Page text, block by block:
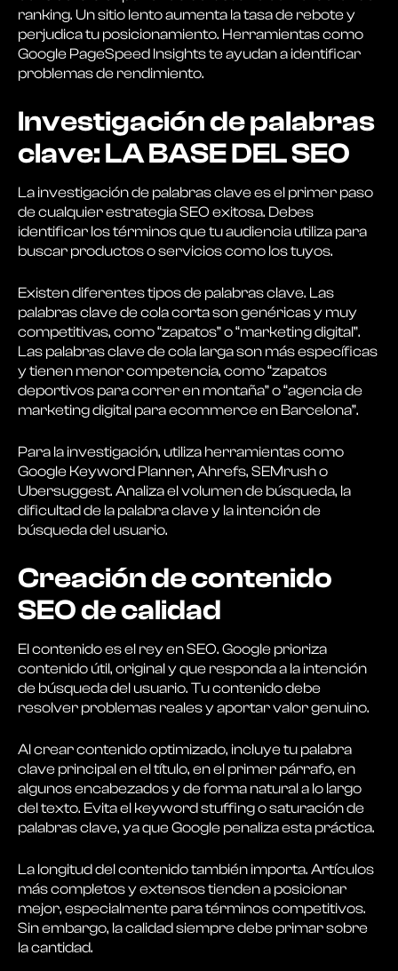
ranking. Un sitio lento aumenta la tasa de rebote y
perjudica tu posicionamiento. Herramientas como
Google PageSpeed Insights te ayudan a identificar
problemas de rendimiento.
Investigación de palabras
clave: LA BASE DEL SEO
La investigación de palabras clave es el primer paso
de cualquier estrategia SEO exitosa. Debes
identificar los términos que tu audiencia utiliza para
buscar productos o servicios como los tuyos.
Existen diferentes tipos de palabras clave. Las
palabras clave de cola corta son genéricas y muy
competitivas, como “zapatos” o “marketing digital”.
Las palabras clave de cola larga son más específicas
y tienen menor competencia, como “zapatos
deportivos para correr en montaña” o “agencia de
marketing digital para ecommerce en Barcelona”.
Para la investigación, utiliza herramientas como
Google Keyword Planner, Ahrefs, SEMrush o
Ubersuggest. Analiza el volumen de búsqueda, la
dificultad de la palabra clave y la intención de
búsqueda del usuario.
Creación de contenido
SEO de calidad
El contenido es el rey en SEO. Google prioriza
contenido útil, original y que responda a la intención
de búsqueda del usuario. Tu contenido debe
resolver problemas reales y aportar valor genuino.
Al crear contenido optimizado, incluye tu palabra
clave principal en el título, en el primer párrafo, en
algunos encabezados y de forma natural a lo largo
del texto. Evita el keyword stuffing o saturación de
palabras clave, ya que Google penaliza esta práctica.
La longitud del contenido también importa. Artículos
más completos y extensos tienden a posicionar
mejor, especialmente para términos competitivos.
Sin embargo, la calidad siempre debe primar sobre
la cantidad.